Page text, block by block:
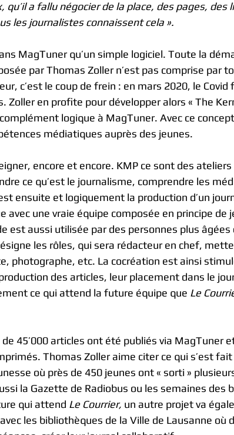
qu’il a fallu négocier de la place, des pages, des
les journalistes connaissent cela ».
MagTuner qu’un simple logiciel. Toute la
par Thomas Zoller n’est pas comprise par
c’est le coup de frein : en mars 2020, le
Zoller en profite pour développer alors « The
logique à MagTuner. Avec ce
médiatiques auprès des jeunes.
encore et encore. KMP ce sont des
ce qu’est le journalisme, comprendre les
ensuite et logiquement la production d’un
avec une vraie équipe composée en principe de
est aussi utilisée par des personnes plus
les rôles, qui sera rédacteur en chef,
photographe, etc. La cocréation est ainsi
des articles, leur placement dans le
ce qui attend la future équipe que Le
45’000 articles ont été publiés via MagTuner
Thomas Zoller aime citer ce qui s’est fait
où près de 450 jeunes ont « sorti »
la Gazette de Radiobus ou les semaines des
qui attend Le Courrier, un autre projet va
les bibliothèques de la Ville de Lausanne où